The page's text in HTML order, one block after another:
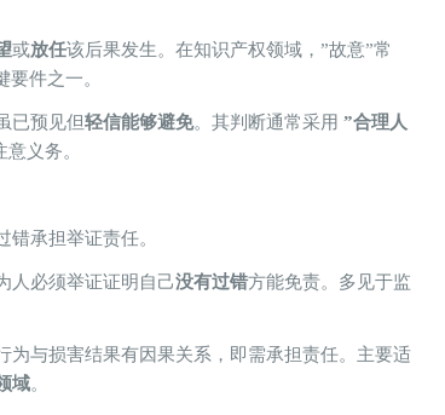
​或​​放任​​该后果发生。在知识产权领域，”故意”常
要件之一。
已预见但​​轻信能够避免​​。其判断通常采用 ​ ​”合理人
义务。
错承担举证责任。
人必须举证证明自己​​没有过错​​方能免责。多见于监
为与损害结果有因果关系，即需承担责任。主要适
域​​。